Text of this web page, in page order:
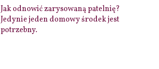
Jak odnowić zarysowaną patelnię?
Jedynie jeden domowy środek jest
potrzebny.